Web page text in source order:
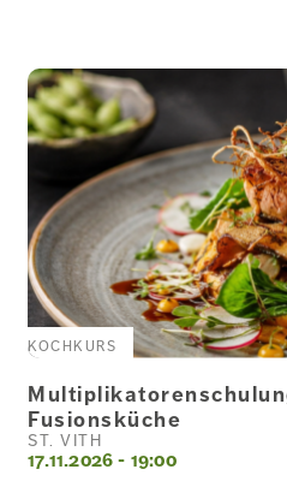
KOCHKURS
ST. VITH
17.11.2026 - 19:00
Fusionsküche